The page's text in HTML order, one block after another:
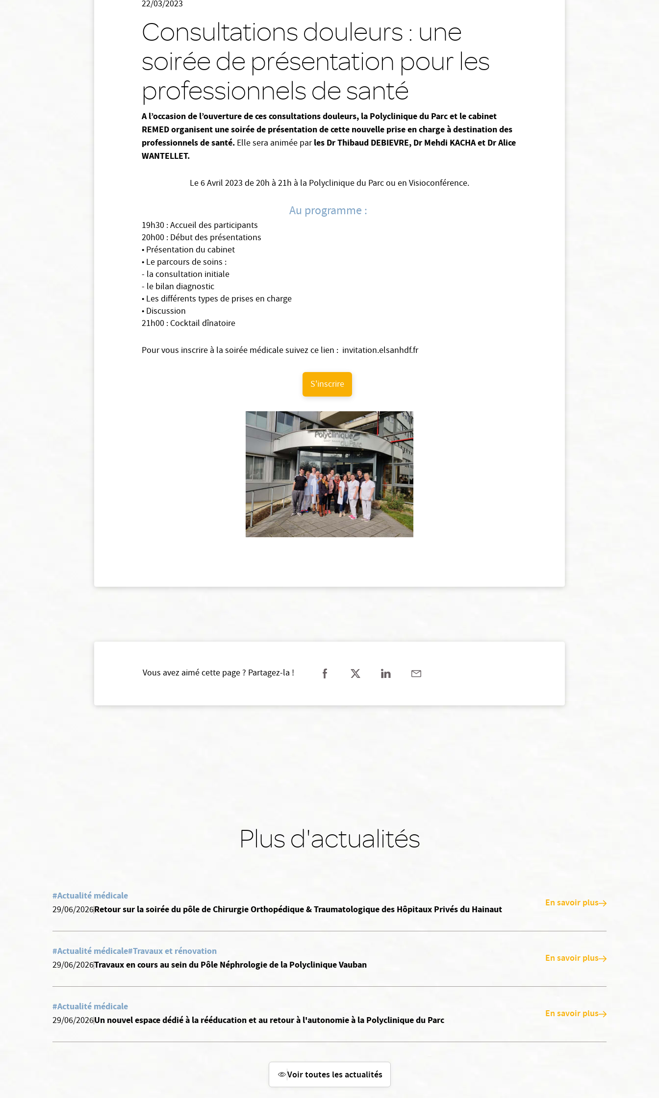
22/03/2023
Consultations douleurs : une
soirée de présentation pour les
professionnels de santé
A l’occasion de l’ouverture de ces consultations douleurs, la Polyclinique du Parc et le cabinet
REMED organisent une soirée de présentation de cette nouvelle prise en charge à destination des
professionnels de santé. Elle sera animée parles Dr Thibaud DEBIEVRE, Dr Mehdi KACHA et Dr Alice
WANTELLET.
Le 6 Avril 2023 de 20h à 21h à la Polyclinique du Parc ou en Visioconférence.
Au programme :
19h30 : Accueil des participants
20h00 : Début des présentations
• Présentation du cabinet
• Le parcours de soins :
- la consultation initiale
- le bilan diagnostic
• Les différents types de prises en charge
• Discussion
21h00 : Cocktail dînatoire
Pour vous inscrire à la soirée médicale suivez ce lien : invitation.elsanhdf.fr
S'inscrire
Vous avez aimé cette page ? Partagez-la !
Plus d'actualités
#Actualité médicale
29/06/2026Retour sur la soirée du pôle de Chirurgie Orthopédique & Traumatologique des Hôpitaux Privés du Hainaut En savoir plus
#Actualité médicale#Travaux et rénovation
29/06/2026Travaux en cours au sein du Pôle Néphrologie de la Polyclinique Vauban En savoir plus
#Actualité médicale
29/06/2026Un nouvel espace dédié à la rééducation et au retour à l'autonomie à la Polyclinique du Parc En savoir plus
Voir toutes les actualités